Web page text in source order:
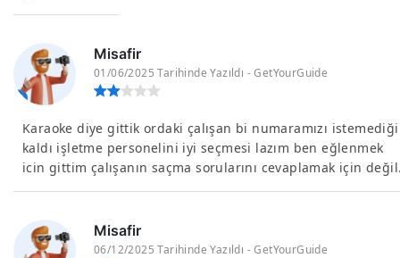
Misafir
01/06/2025 Tarihinde Yazıldı - GetYourGuide
Karaoke diye gittik ordaki çalışan bi numaramızı istemediği
kaldı işletme personelini iyi seçmesi lazım ben eğlenmek
icin gittim çalışanın saçma sorularını cevaplamak için
Misafir
06/12/2025 Tarihinde Yazıldı - GetYourGuide